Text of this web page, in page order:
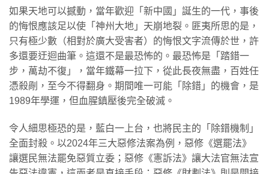
如果天地可以撼動，當年歡迎「新中國」誕生的一代，事後
的悔恨應該足以使「神州大地」天崩地裂。匪夷所思的是，
只有極少數（相對於廣大受害者）的悔恨文字流傳於世，許
多還要迂迴曲筆。這還不是最恐怖的。最恐怖是「踏錯一
步，萬劫不復」，當年鐵幕一拉下，從此長夜無盡，百姓任
憑殺剮，至今不得翻身。期間唯一可能「除錯」的機會，是
1989年學運，但血腥鎮壓後完全破滅。
令人細思極恐的是，藍白一上台，也將民主的「除錯機制」
全面封殺。以2024年三大惡修法案為例，惡修《選罷法》
讓選民無法罷免惡質立委；惡修《憲訴法》讓大法官無法宣